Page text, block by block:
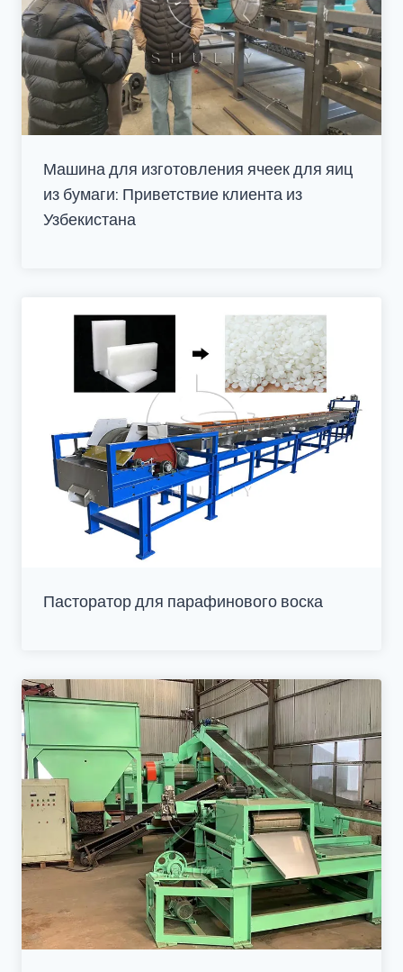
Машина для изготовления ячеек для яиц
из бумаги: Приветствие клиента из
Узбекистана
Пасторатор для парафинового воска